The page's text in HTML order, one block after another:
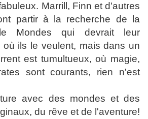
Marrill, Finn et d'autres
partir à la recherche de la
Mondes qui devrait leur
où ils le veulent, mais dans un
est tumultueux, où magie,
sont courants, rien n'est
avec des mondes et des
du rêve et de l'aventure!